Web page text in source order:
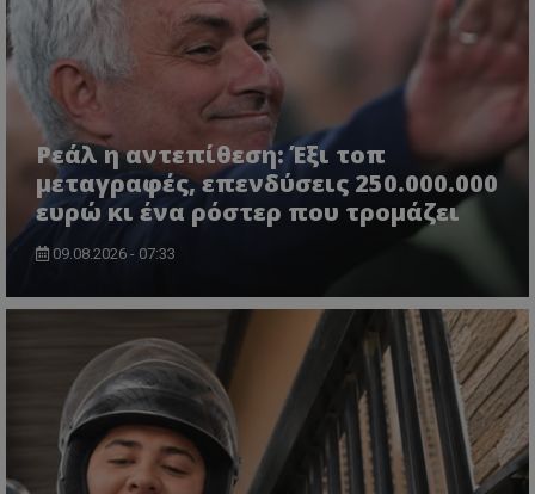
Ρεάλ η αντεπίθεση: Έξι τοπ
μεταγραφές, επενδύσεις 250.000.000
ευρώ κι ένα ρόστερ που τρομάζει
09.08.2026 - 07:33